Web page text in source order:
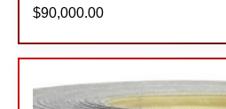
$90,000.00